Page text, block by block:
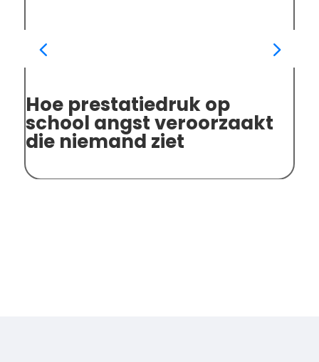
Hoe prestatiedruk op
school angst veroorzaakt
die niemand ziet